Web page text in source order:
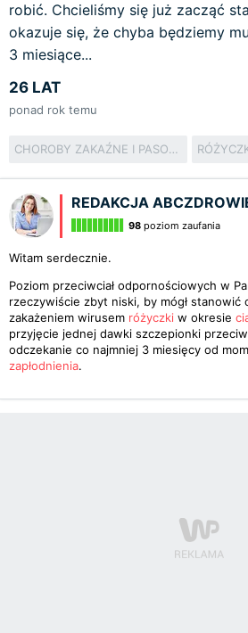
robić. Chcieliśmy się już zacząć
okazuje się, że chyba będziemy
3 miesiące...
26 LAT
ponad rok temu
CHOROBY ZAKAŹNE I PASOŻYTNICZE
REDAKCJA
98 poziom zaufania
Witam serdecznie.
Poziom przeciwciał odpornościowych w
rzeczywiście zbyt niski, by mógł stanowić
zakażeniem wirusem różyczki w okresie
przyjęcie jednej dawki szczepionki
odczekanie co najmniej 3 miesięcy od
zapłodnienia.